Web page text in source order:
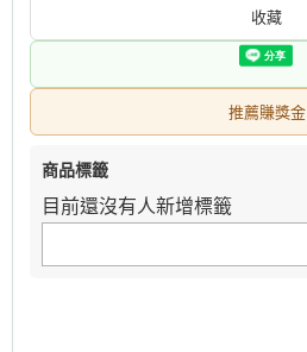
收藏
推薦賺獎金
商品標籤
目前還沒有人新增標籤